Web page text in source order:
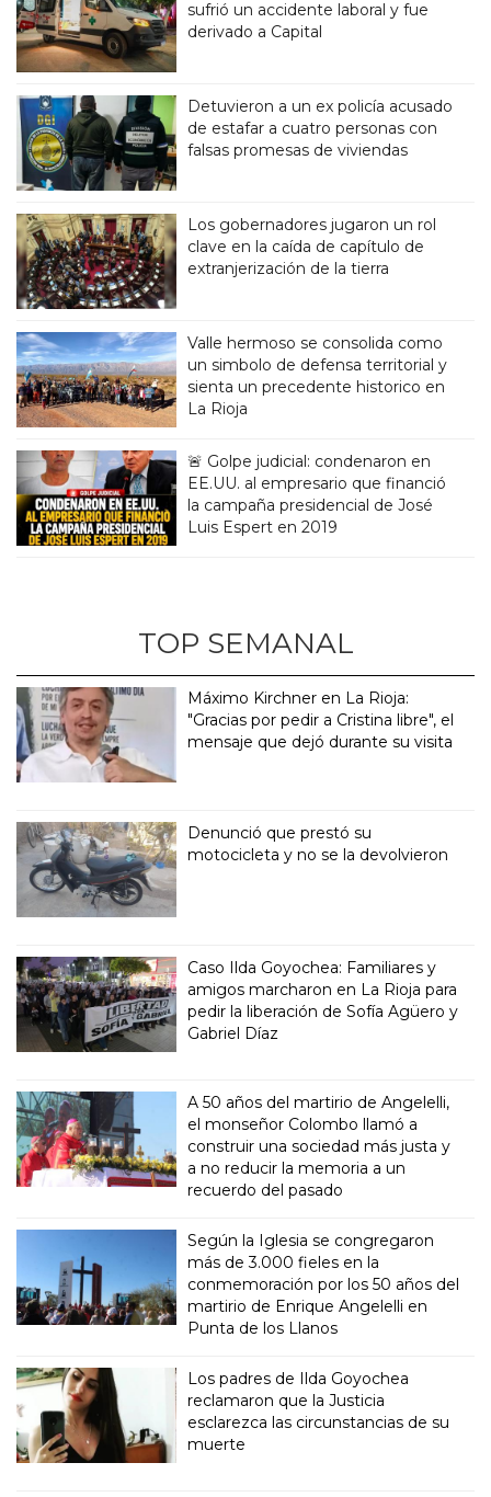
sufrió un accidente laboral y fue
derivado a Capital
Detuvieron a un ex policía acusado
de estafar a cuatro personas con
falsas promesas de viviendas
Los gobernadores jugaron un rol
clave en la caída de capítulo de
extranjerización de la tierra
Valle hermoso se consolida como
un simbolo de defensa territorial y
sienta un precedente historico en
La Rioja
🚨 Golpe judicial: condenaron en
EE.UU. al empresario que financió
la campaña presidencial de José
Luis Espert en 2019
TOP SEMANAL
Máximo Kirchner en La Rioja:
"Gracias por pedir a Cristina libre", el
mensaje que dejó durante su visita
Denunció que prestó su
motocicleta y no se la devolvieron
Caso Ilda Goyochea: Familiares y
amigos marcharon en La Rioja para
pedir la liberación de Sofía Agüero y
Gabriel Díaz
A 50 años del martirio de Angelelli,
el monseñor Colombo llamó a
construir una sociedad más justa y
a no reducir la memoria a un
recuerdo del pasado
Según la Iglesia se congregaron
más de 3.000 fieles en la
conmemoración por los 50 años del
martirio de Enrique Angelelli en
Punta de los Llanos
Los padres de Ilda Goyochea
reclamaron que la Justicia
esclarezca las circunstancias de su
muerte